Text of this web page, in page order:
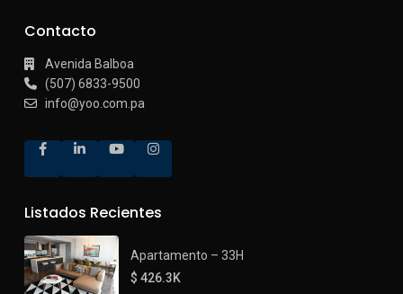
Contacto
Avenida Balboa
(507) 6833-9500
info@yoo.com.pa
Listados Recientes
Apartamento – 33H
$ 426.3K